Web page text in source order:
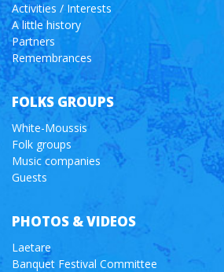
Activities / Interests
A little history
Partners
Remembrances
FOLKS GROUPS
White-Moussis
Folk groups
Music companies
Guests
PHOTOS & VIDEOS
Laetare
Banquet Festival Committee